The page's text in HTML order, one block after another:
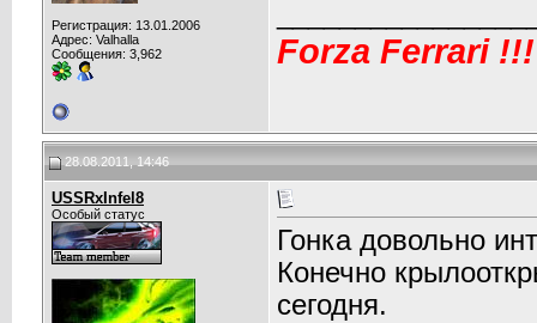
Регистрация: 13.01.2006
Адрес: Valhalla
Сообщения: 3,962
Forza Ferrari !!!
28.08.2011, 14:46
USSRxInfel8
Особый статус
Гонка довольно
Конечно
сегодня.